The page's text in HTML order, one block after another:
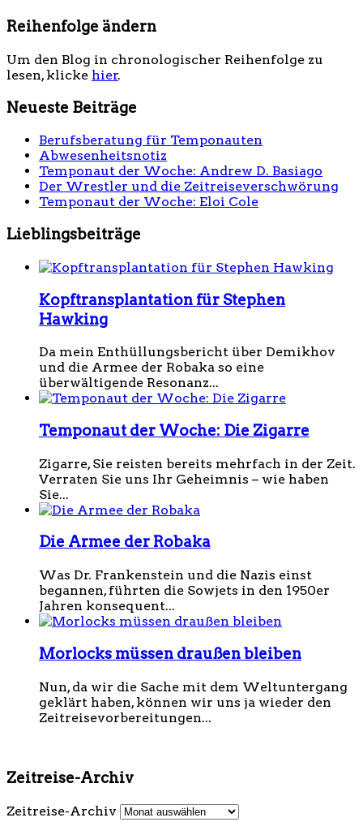
Reihenfolge ändern
Um den Blog in chronologischer Reihenfolge zu
lesen, klicke hier.
Neueste Beiträge
Berufsberatung für Temponauten
Abwesenheitsnotiz
Temponaut der Woche: Andrew D. Basiago
Der Wrestler und die Zeitreiseverschwörung
Temponaut der Woche: Eloi Cole
Lieblingsbeiträge
Kopftransplantation für Stephen
Hawking
Da mein Enthüllungsbericht über Demikhov
und die Armee der Robaka so eine
überwältigende Resonanz...
Temponaut der Woche: Die Zigarre
Zigarre, Sie reisten bereits mehrfach in der Zeit.
Verraten Sie uns Ihr Geheimnis – wie haben
Sie...
Die Armee der Robaka
Was Dr. Frankenstein und die Nazis einst
begannen, führten die Sowjets in den 1950er
Jahren konsequent...
Morlocks müssen draußen bleiben
Nun, da wir die Sache mit dem Weltuntergang
geklärt haben, können wir uns ja wieder den
Zeitreisevorbereitungen...
Zeitreise-Archiv
Zeitreise-Archiv